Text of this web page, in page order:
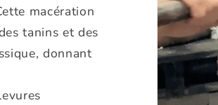
macération
tanins et des
donnant